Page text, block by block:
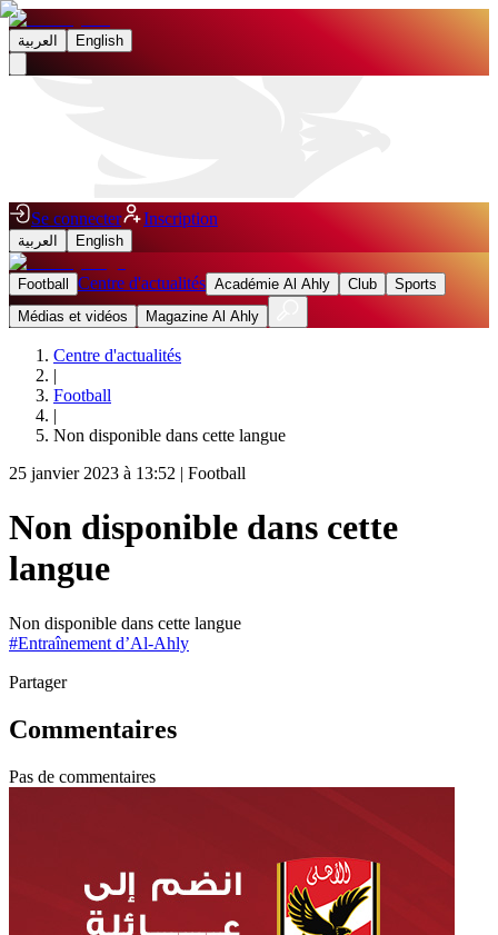
العربية English
Se connecter Inscription
العربية English
Football Centre d'actualités Académie Al Ahly Club
Sports
Médias et vidéos
Magazine Al Ahly
Centre d'actualités
|
Football
|
Non disponible dans cette langue
25 janvier 2023 à 13:52 | Football
Non disponible dans cette
langue
Non disponible dans cette langue
#Entraînement d’Al-Ahly
Partager
Commentaires
Pas de commentaires